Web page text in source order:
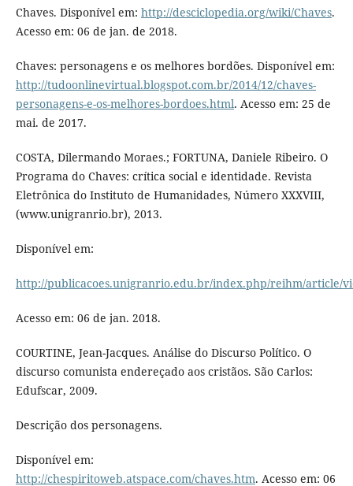
Chaves. Disponível em: http://desciclopedia.org/wiki/Chaves.
Acesso em: 06 de jan. de 2018.
Chaves: personagens e os melhores bordões. Disponível em:
http://tudoonlinevirtual.blogspot.com.br/2014/12/chaves-
personagens-e-os-melhores-bordoes.html. Acesso em: 25 de
mai. de 2017.
COSTA, Dilermando Moraes.; FORTUNA, Daniele Ribeiro. O
Programa do Chaves: crítica social e identidade. Revista
Eletrônica do Instituto de Humanidades, Número XXXVIII,
(www.unigranrio.br), 2013.
Disponível em:
http://publicacoes.unigranrio.edu.br/index.php/reihm/article/
Acesso em: 06 de jan. 2018.
COURTINE, Jean-Jacques. Análise do Discurso Político. O
discurso comunista endereçado aos cristãos. São Carlos:
Edufscar, 2009.
Descrição dos personagens.
Disponível em:
http://chespiritoweb.atspace.com/chaves.htm. Acesso em: 06